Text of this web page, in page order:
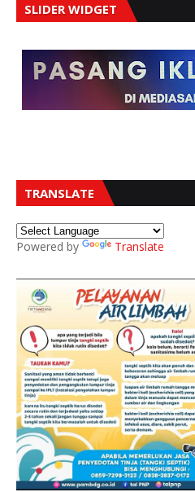
SLIDER WIDGET
TRANSLATE
Powered by Translate